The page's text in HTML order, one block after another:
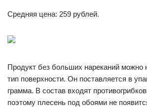
Средняя цена: 259 рублей.
Продукт без больших нареканий можно
тип поверхности. Он поставляется в
грамма. В состав входят
поэтому плесень под обоями не